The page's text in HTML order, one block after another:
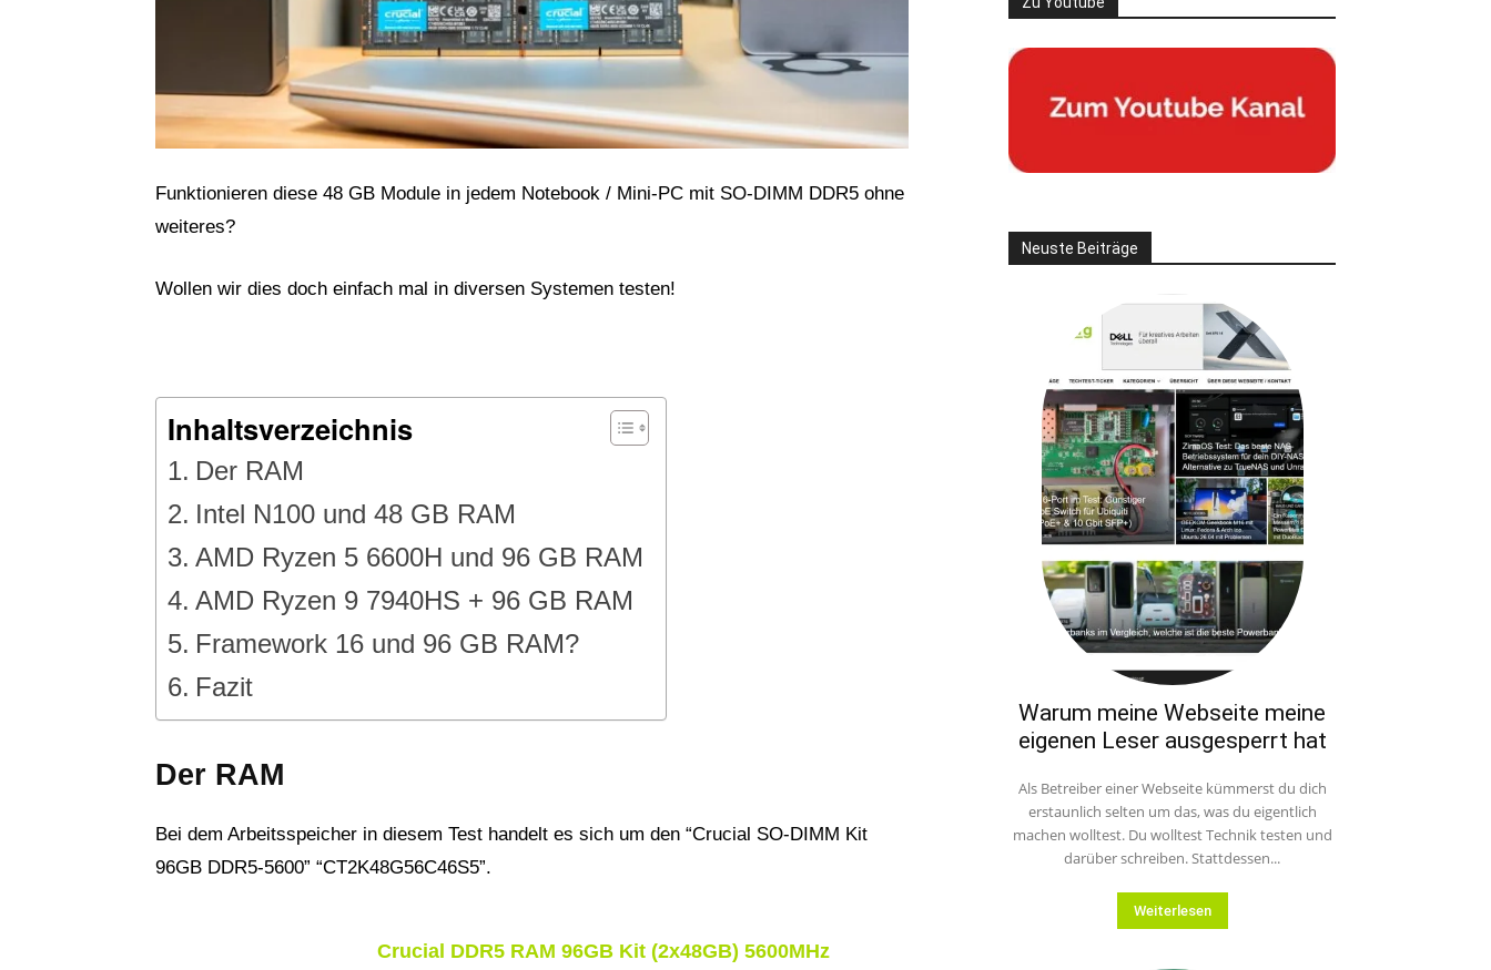
Funktionieren diese 48 GB Module in jedem Notebook / Mini-PC mit SO-DIMM DDR5 ohne
weiteres?
Wollen wir dies doch einfach mal in diversen Systemen testen!
Inhaltsverzeichnis
Der RAM
Intel N100 und 48 GB RAM
AMD Ryzen 5 6600H und 96 GB RAM
AMD Ryzen 9 7940HS + 96 GB RAM
Framework 16 und 96 GB RAM?
Fazit
Der RAM
Bei dem Arbeitsspeicher in diesem Test handelt es sich um den “Crucial SO-DIMM Kit
96GB DDR5-5600” “CT2K48G56C46S5”.
Crucial DDR5 RAM 96GB Kit (2x48GB) 5600MHz
Neuste Beiträge
Warum meine Webseite meine
eigenen Leser ausgesperrt hat
Als Betreiber einer Webseite kümmerst du dich
erstaunlich selten um das, was du eigentlich
machen wolltest. Du wolltest Technik testen und
darüber schreiben. Stattdessen...
Weiterlesen